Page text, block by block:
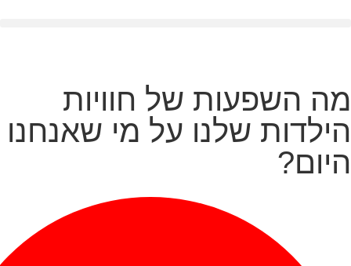
מה השפעות של חוויות
הילדות שלנו על מי שאנחנו
היום?